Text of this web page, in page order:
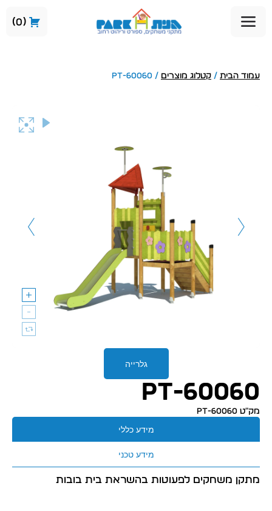
0
עמוד הבית / קטלוג מוצרים / PT-60060
PT-60060
מק״ט PT-60060
מידע כללי
מידע טכני
מתקן משחקים לפעוטות בהשראת בית בובות
גלרייה